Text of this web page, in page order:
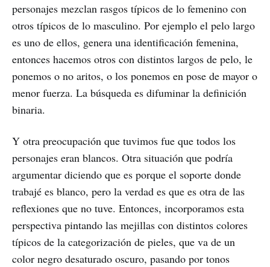
personajes mezclan rasgos típicos de lo femenino con
otros típicos de lo masculino. Por ejemplo el pelo largo
es uno de ellos, genera una identificación femenina,
entonces hacemos otros con distintos largos de pelo, le
ponemos o no aritos, o los ponemos en pose de mayor o
menor fuerza. La búsqueda es difuminar la definición
binaria.
Y otra preocupación que tuvimos fue que todos los
personajes eran blancos. Otra situación que podría
argumentar diciendo que es porque el soporte donde
trabajé es blanco, pero la verdad es que es otra de las
reflexiones que no tuve. Entonces, incorporamos esta
perspectiva pintando las mejillas con distintos colores
típicos de la categorización de pieles, que va de un
color negro desaturado oscuro, pasando por tonos